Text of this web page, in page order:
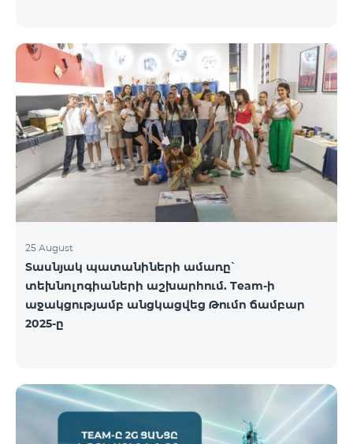
25 August
Տասնյակ պատանիների ամառը՝
տեխնոլոգիաների աշխարհում. Team-ի
աջակցությամբ անցկացվեց Թումո ճամբար
2025-ը